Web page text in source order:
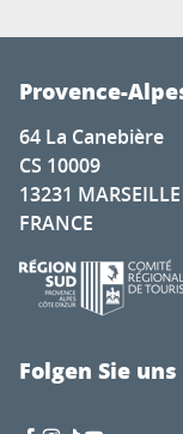
Provence-
64 La Canebière
CS 10009
13231
FRANCE
Folgen Sie uns